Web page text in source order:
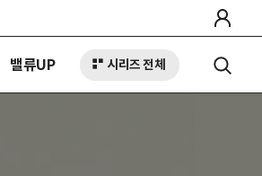
밸류UP 시리즈 전체